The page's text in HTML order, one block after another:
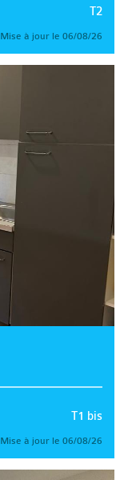
T2
Mise à jour le 06/08/26
T1 bis
Mise à jour le 06/08/26